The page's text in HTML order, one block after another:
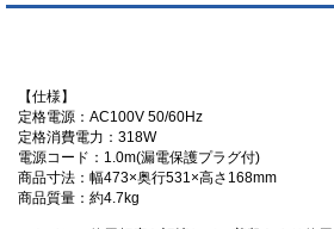
【仕様】
定格電源：AC100V 50/60Hz
定格消費電力：318W
電源コード：1.0m(漏電保護プラグ付)
商品寸法：幅473×奥行531×高さ168mm
商品質量：約4.7kg